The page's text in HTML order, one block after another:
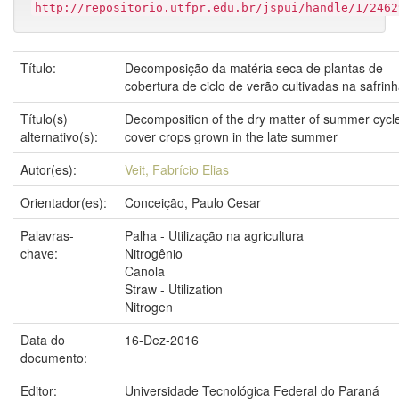
http://repositorio.utfpr.edu.br/jspui/handle/1/
Título:
Decomposição da matéria seca de plantas de
cobertura de ciclo de verão cultivadas na
Título(s)
alternativo(s):
Decomposition of the dry matter of summer
cover crops grown in the late summer
Autor(es):
Veit, Fabrício Elias
Orientador(es):
Conceição, Paulo Cesar
Palavras-
chave:
Palha - Utilização na agricultura
Nitrogênio
Canola
Straw - Utilization
Nitrogen
Data do
documento:
16-Dez-2016
Editor:
Universidade Tecnológica Federal do Paraná